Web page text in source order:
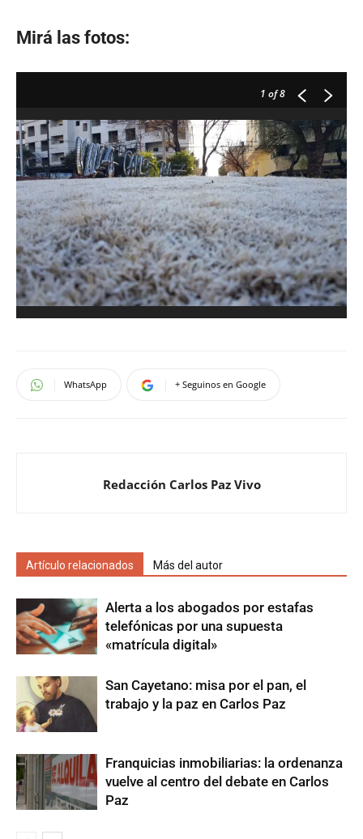
Mirá las fotos:
1 of 8
WhatsApp + Seguinos en Google
Redacción Carlos Paz Vivo
Artículo relacionados Más del autor
Alerta a los abogados por estafas
telefónicas por una supuesta
«matrícula digital»
San Cayetano: misa por el pan, el
trabajo y la paz en Carlos Paz
Franquicias inmobiliarias: la ordenanza
vuelve al centro del debate en Carlos
Paz